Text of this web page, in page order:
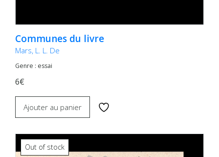
Communes du livre
Mars, L. L. De
Genre : essai
6€
Ajouter au panier
Out of stock